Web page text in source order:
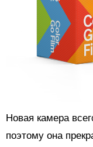
Новая камера
поэтому она